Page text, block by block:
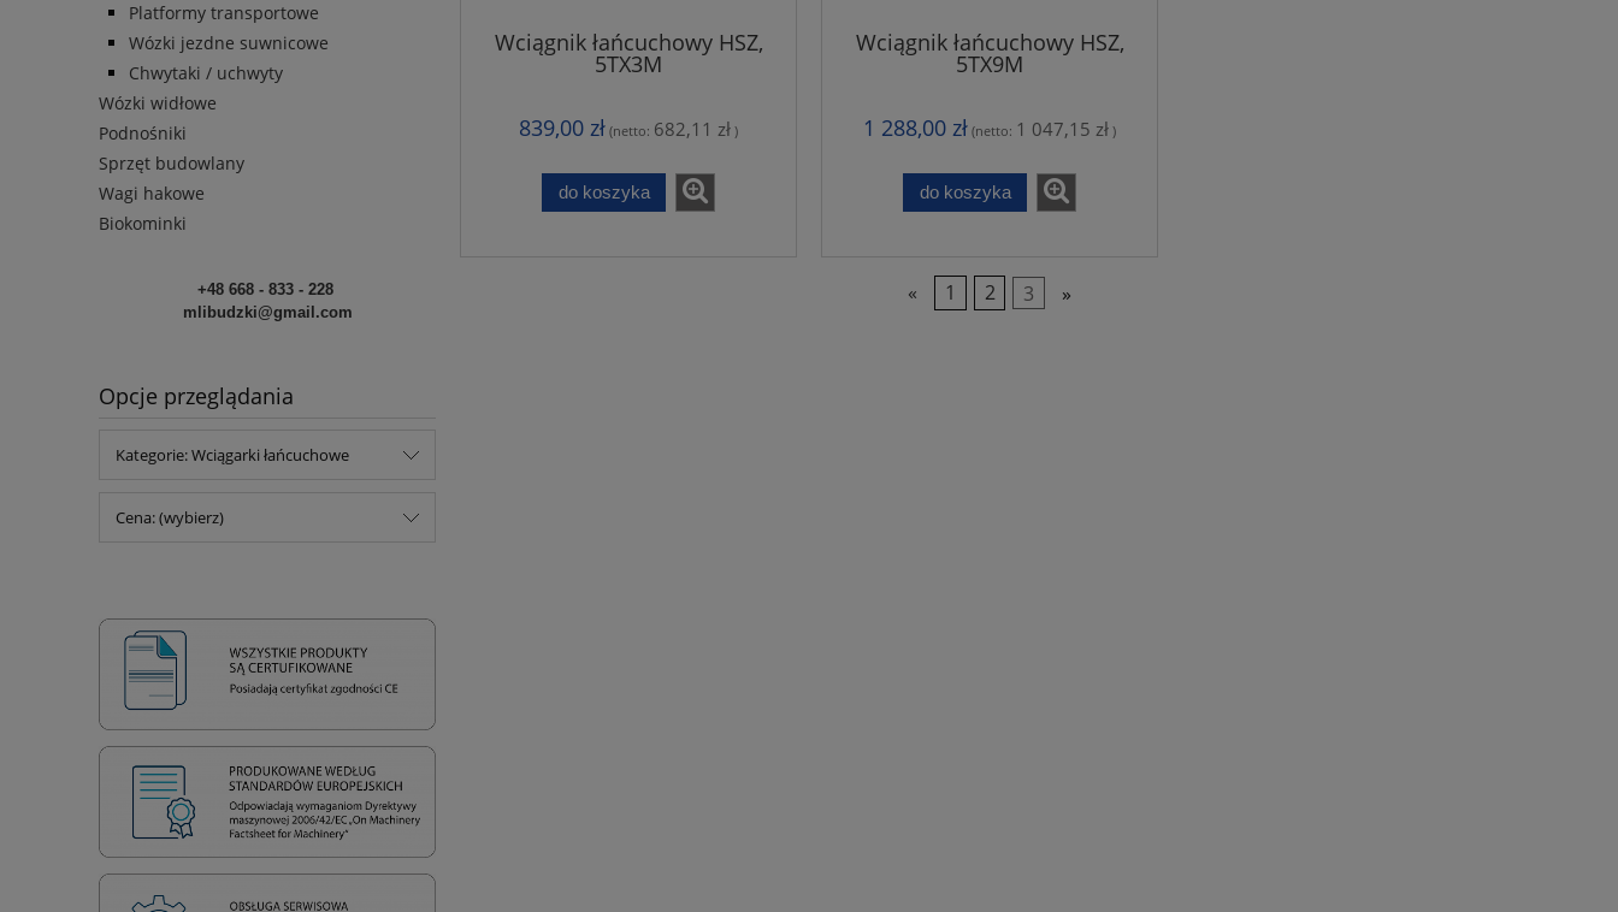
Platformy transportowe
Wózki jezdne suwnicowe
Chwytaki / uchwyty
Wózki widłowe
Podnośniki
Sprzęt budowlany
Wagi hakowe
Biokominki
+48 668 - 833 - 228
mlibudzki@gmail.com
Opcje przeglądania
Kategorie: Wciągarki łańcuchowe
Cena: (wybierz)
Wciągnik łańcuchowy HSZ,
5TX3M
839,00 zł (netto: 682,11 zł )
do koszyka
Wciągnik łańcuchowy HSZ,
5TX9M
1 288,00 zł (netto: 1 047,15 zł )
do koszyka
« 1 2 3 »